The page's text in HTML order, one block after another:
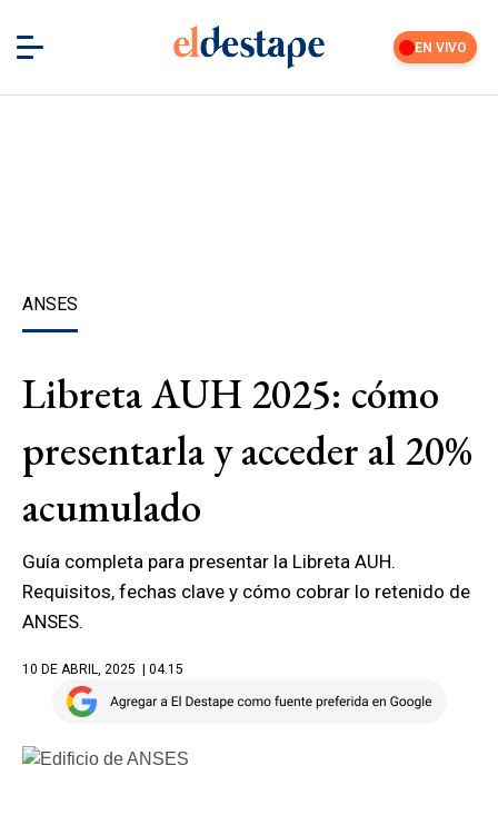
EN VIVO
ANSES
Libreta AUH 2025: cómo
presentarla y acceder al 20%
acumulado
Guía completa para presentar la Libreta AUH.
Requisitos, fechas clave y cómo cobrar lo retenido de
ANSES.
10 DE ABRIL, 2025 | 04.15